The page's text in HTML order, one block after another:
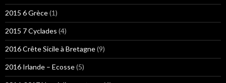
2015 6 Grèce(1)
2015 7 Cyclades (4)
2016 Crête Sicile à Bretagne(9)
2016 Irlande – Ecosse(5)